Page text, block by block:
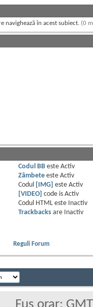
navighează în acest subiect. (0
Codul BBeste Activ
Zâmbeteeste Activ
Codul
[IMG] este Activ
[VIDEO]
code is Activ
Codul HTML este
Inactiv
Trackbacksare
Inactiv
Reguli Forum